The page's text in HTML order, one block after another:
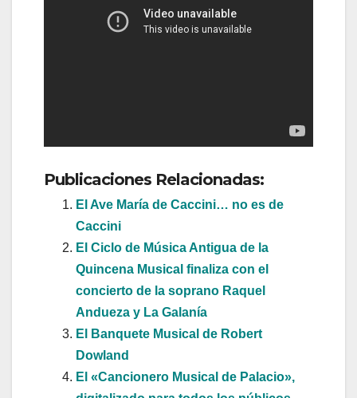
Publicaciones Relacionadas:
El Ave María de Caccini… no es de
Caccini
El Ciclo de Música Antigua de la
Quincena Musical finaliza con el
concierto de la soprano Raquel
Andueza y La Galanía
El Banquete Musical de Robert
Dowland
El «Cancionero Musical de Palacio»,